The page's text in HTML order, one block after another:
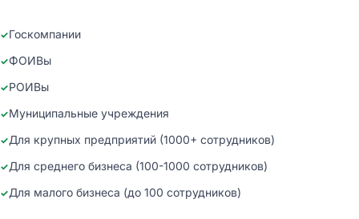
Госкомпании
ФОИВы
РОИВы
Муниципальные учреждения
Для крупных предприятий (1000+ сотрудников)
Для среднего бизнеса (100-1000 сотрудников)
Для малого бизнеса (до 100 сотрудников)